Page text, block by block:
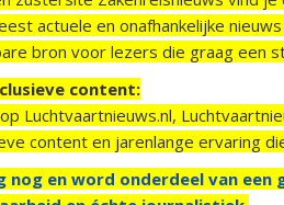
actuele en onafhankelijke
bron voor lezers die graag een
content:
Luchtvaartnieuws.nl,
content en jarenlange ervaring
nog en word onderdeel van een